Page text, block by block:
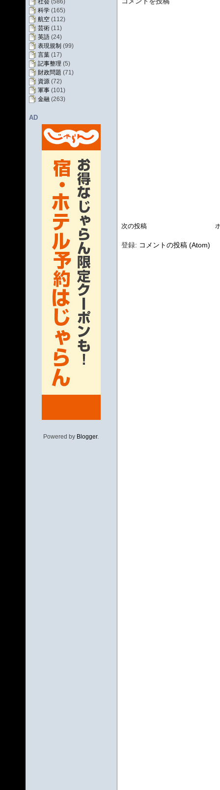
社会 (586)
科学 (165)
航空 (112)
芸術 (11)
英語 (24)
表現規制 (99)
言葉 (17)
記事整理 (5)
財政問題 (71)
資源 (72)
軍事 (101)
金融 (263)
AD
Powered by Blogger.
次の投稿
登録: コメントの投稿 (Atom)